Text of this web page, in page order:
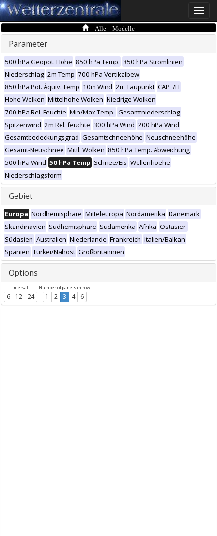
Toggle
Alle Modelle
Parameter
500 hPa Geopot. Höhe 850 hPa Temp. 850 hPa Stromlinien
Niederschlag 2m Temp 700 hPa Vertikalbew
850 hPa Pot. Äquiv. Temp 10m Wind 2m Taupunkt CAPE/LI
Hohe Wolken Mittelhohe Wolken Niedrige Wolken
700 hPa Rel. Feuchte Min/Max Temp. Gesamtniederschlag
Spitzenwind 2m Rel. feuchte 300 hPa Wind 200 hPa Wind
Gesamtbedeckungsgrad Gesamtschneehöhe Neuschneehöhe
Gesamt-Neuschnee Mittl. Wolken 850 hPa Temp. Abweichung
500 hPa Wind 50 hPa Temp Schnee/Eis Wellenhoehe
Niederschlagsform
Gebiet
Europa Nordhemisphäre Mitteleuropa Nordamerika Dänemark
Skandinavien Südhemisphäre Südamerika Afrika Ostasien
Südasien Australien Niederlande Frankreich Italien/Balkan
Spanien Türkei/Nahost Großbritannien
Options
Intervall
6 12 24
Number of panels in row
1 2 3 4 6